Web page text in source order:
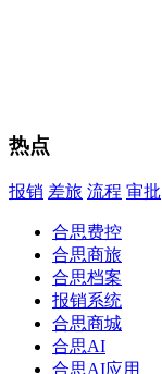
热点
报销 差旅 流程 审批
合思费控
合思商旅
合思档案
报销系统
合思商城
合思AI
合思AI应用